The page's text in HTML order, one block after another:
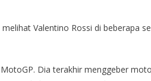
Valentino Rossi di beberapa
Dia terakhir menggeber